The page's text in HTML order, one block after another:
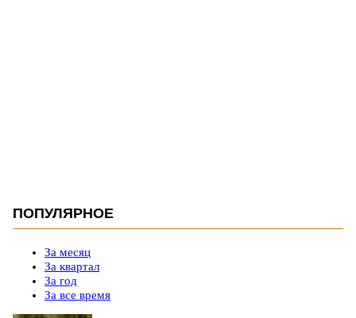
ПОПУЛЯРНОЕ
За месяц
За квартал
За год
За все время